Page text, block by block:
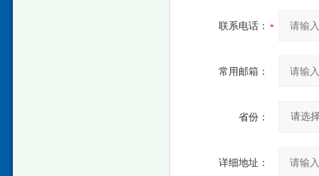
联系电话：
常用邮箱：
省份：
详细地址：